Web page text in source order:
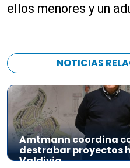
ellos menores y un
NOTICIAS
Amtmann coordina
destrabar proyectos
Valdivia